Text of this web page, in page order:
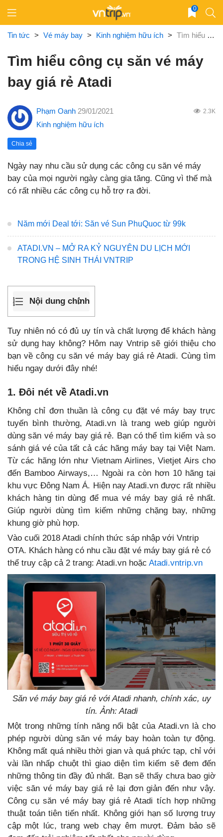
content
0
Tin tức > Vé máy bay > Kinh nghiệm hữu ích > Tìm hiểu công cụ săn vé máy bay giá rẻ Atadi
Tìm hiểu công cụ săn vé máy
bay giá rẻ Atadi
Phạm Oanh 29/01/2021 2.3K
Kinh nghiệm hữu ích
Chia sẻ
Ngày nay nhu cầu sử dụng các công cụ săn vé máy
bay của mọi người ngày càng gia tăng. Cũng vì thế mà
có rất nhiều các công cụ hỗ trợ ra đời.
Năm mới Deal tới: Săn vé Sun PhuQuoc từ 99k
ATADI.VN – MỞ RA KỶ NGUYÊN DU LỊCH MỚI
TRONG HỆ SINH THÁI VNTRIP
Nội dung chính
Tuy nhiên nó có đủ uy tín và chất lượng để khách hàng
sử dụng hay không? Hôm nay Vntrip sẽ giới thiệu cho
bạn về công cụ săn vé máy bay giá rẻ Atadi. Cùng tìm
hiểu ngay dưới đây nhé!
1. Đôi nét về Atadi.vn
Không chỉ đơn thuần là công cụ đặt vé máy bay trực
tuyến bình thường, Atadi.vn là trang web giúp người
dùng săn vé máy bay giá rẻ. Bạn có thể tìm kiếm và so
sánh giá vé của tất cả các hãng máy bay tại Việt Nam.
Từ các hãng lớn như Vietnam Airlines, Vietjet Airs cho
đến Bamboo Airways,… Ngoài ra còn hơn 10 hãng tại
khu vực Đông Nam Á. Hiện nay Atadi.vn được rất nhiều
khách hàng tin dùng để mua vé máy bay giá rẻ nhất.
Giúp người dùng tìm kiếm những chặng bay, những
khung giờ phù hợp.
Vào cuối 2018 Atadi chính thức sáp nhập với Vntrip
OTA. Khách hàng có nhu cầu đặt vé máy bay giá rẻ có
thể truy cập cả 2 trang: Atadi.vn hoặc Atadi.vntrip.vn
Săn vé máy bay giá rẻ với Atadi nhanh, chính xác, uy
tín. Ảnh: Atadi
Một trong những tính năng nổi bật của Atadi.vn là cho
phép người dùng săn vé máy bay hoàn toàn tự động.
Không mất quá nhiều thời gian và quá phức tạp, chỉ với
vài lần nhấp chuột thì giao diện tìm kiếm sẽ đem đến
những thông tin đầy đủ nhất. Bạn sẽ thấy chưa bao giờ
việc săn vé máy bay giá rẻ lại đơn giản đến như vậy.
Công cụ săn vé máy bay giá rẻ Atadi tích hợp những
thuật toán tiên tiến nhất. Không giới hạn số lượng truy
cập một lúc, trang web chạy êm mượt. Đảm bảo sẽ